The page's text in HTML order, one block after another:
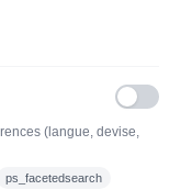
champagne,
(langue, devise,
ps_facetedsearch